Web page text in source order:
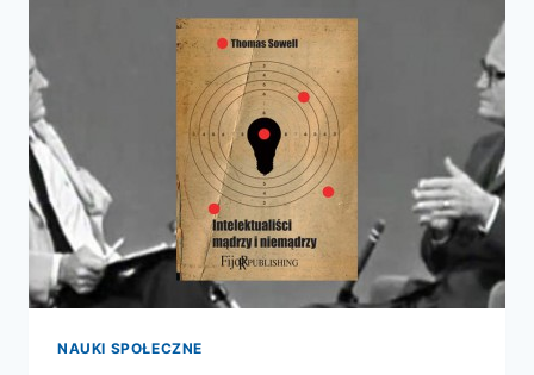
NAUKI SPOŁECZNE